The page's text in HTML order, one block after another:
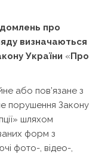
про
визначаються
України «Про
або пов’язане з
порушення Закону
шляхом
форм з
фото-, відео-,